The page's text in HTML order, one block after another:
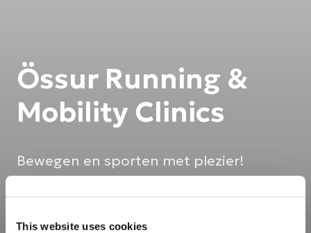
This website uses cookies
Össur Running &
Mobility Clinics
Bewegen en sporten met plezier!